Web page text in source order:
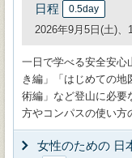
日程 0.5day
2026年9月5日(土)、
一日で学べる安全安心
き編」「はじめての
術編」など登山に必要
方やコンパスの使い方
女性のための 日